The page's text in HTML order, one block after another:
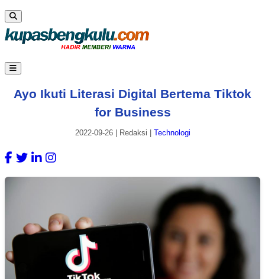
Ayo Ikuti Literasi Digital Bertema Tiktok
for Business
2022-09-26| Redaksi Technologi